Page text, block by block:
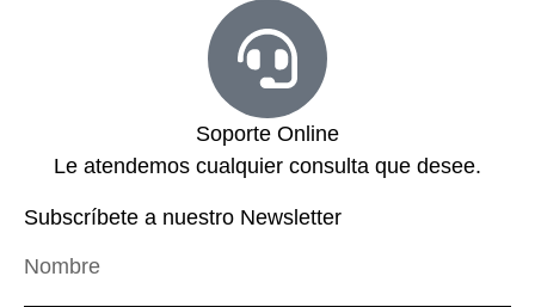
Soporte Online
Le atendemos cualquier consulta que desee.
Subscríbete a nuestro Newsletter